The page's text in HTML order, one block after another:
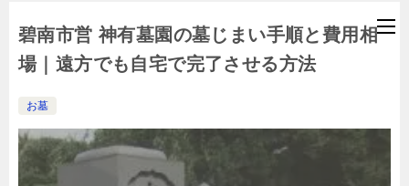
碧南市営 神有墓園の墓じまい手順と費用相
場｜遠方でも自宅で完了させる方法
お墓